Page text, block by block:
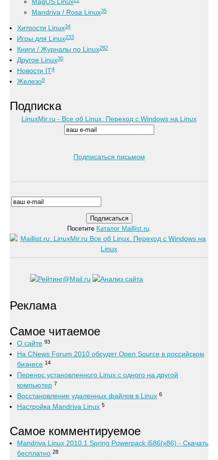
Mandriva / Rosa Linux35
Хитрости Linux34
Игры для Linux233
Книги / Журналы по Linux282
Другое Linux30
Новости IT4
Железо9
Подписка
LinuxMir.ru - Все об Linux. Переход с Windows на Linux
Подписаться письмом
Посетите Каталог Maillist.ru.
Реклама
Самое читаемое
О сайте 93
На CNews Forum 2010 обсудят Open Source в российском
бизнесе 14
Перенос установленного Linux с одного на другой
компьютер 7
Восстановление удаленных файлов в Linux 6
Настройка Mandriva Linux 5
Самое комментируемое
Mandriva Linux 2010.1 Spring Powerpack i586(x86) - Скачать
бесплатно 28